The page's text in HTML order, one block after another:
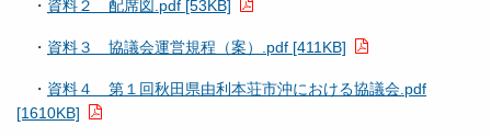
・ 資料２ 配席図.pdf [53KB]
・ 資料３ 協議会運営規程（案）.pdf [411KB]
・ 資料４ 第１回秋田県由利本荘市沖における協議会.pdf
[1610KB]